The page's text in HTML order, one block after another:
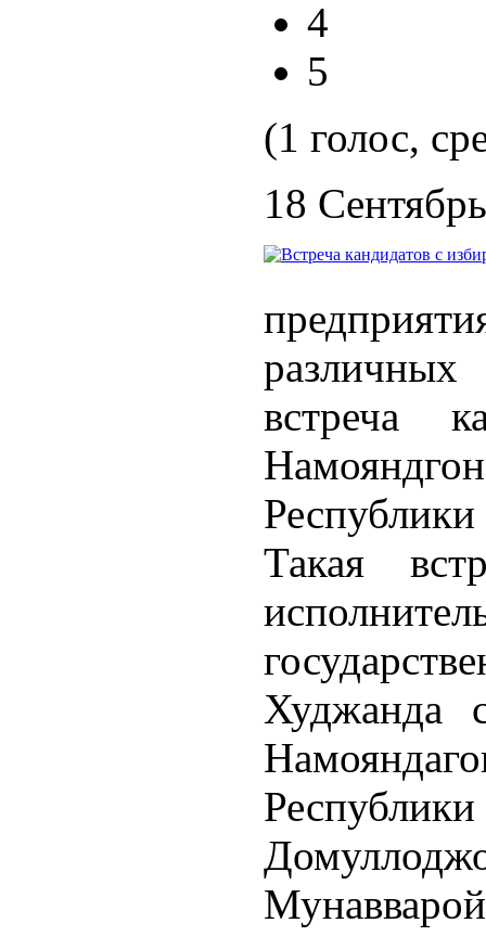
4
5
(1 голос,
18
различных
встреча
Такая
Худжанда